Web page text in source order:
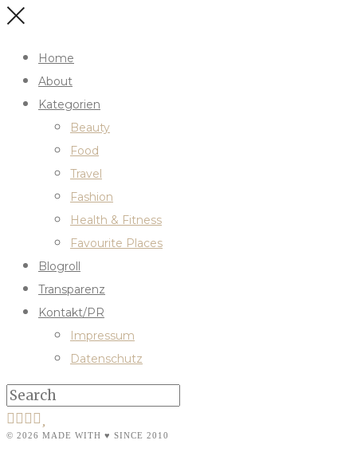
Home
About
Kategorien
Beauty
Food
Travel
Fashion
Health & Fitness
Favourite Places
Blogroll
Transparenz
Kontakt/PR
Impressum
Datenschutz
© 2026 MADE WITH ♥ SINCE 2010